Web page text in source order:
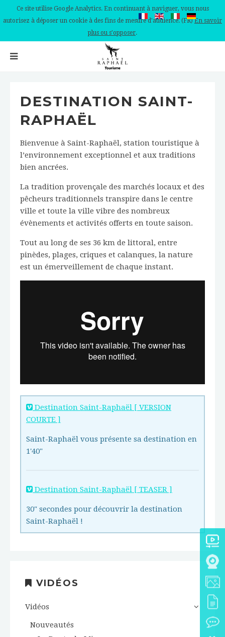
Ce site utilise Google Analytics. En continuant à naviguer, vous nous
autorisez à déposer un cookie à des fins de mesure d'audience. (FR)En savoir
plus ou s'opposer.
DESTINATION SAINT-
RAPHAËL
Bienvenue à Saint-Raphaël, station touristique à
l’environnement exceptionnel et aux traditions
bien ancrées.
La tradition provençale des marchés locaux et des
pêcheurs traditionnels transpire dans le centre
ville et toute la ville vibre des nombreux
évènements et activités offerts en toute saison.
Tout au long de ses 36 km de littoral, entre
pinèdes, plages, criques et calanques, la nature
est un émerveillement de chaque instant.
Destination Saint-Raphaël [ VERSION
COURTE ]
Saint-Raphaël vous présente sa destination en
1'40"
Destination Saint-Raphaël [ TEASER ]
30" secondes pour découvrir la destination
Saint-Raphaël !
VIDÉOS
Vidéos
Nouveautés